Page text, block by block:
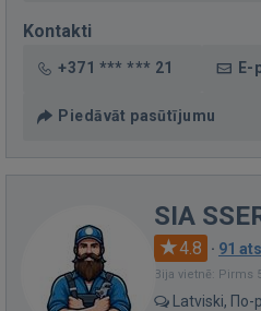
Kontakti
+371 *** *** 21 E-
Piedāvāt pasūtījumu
SIA
4.8 · 91
Bija vietnē: Pirms
Latviski, По-